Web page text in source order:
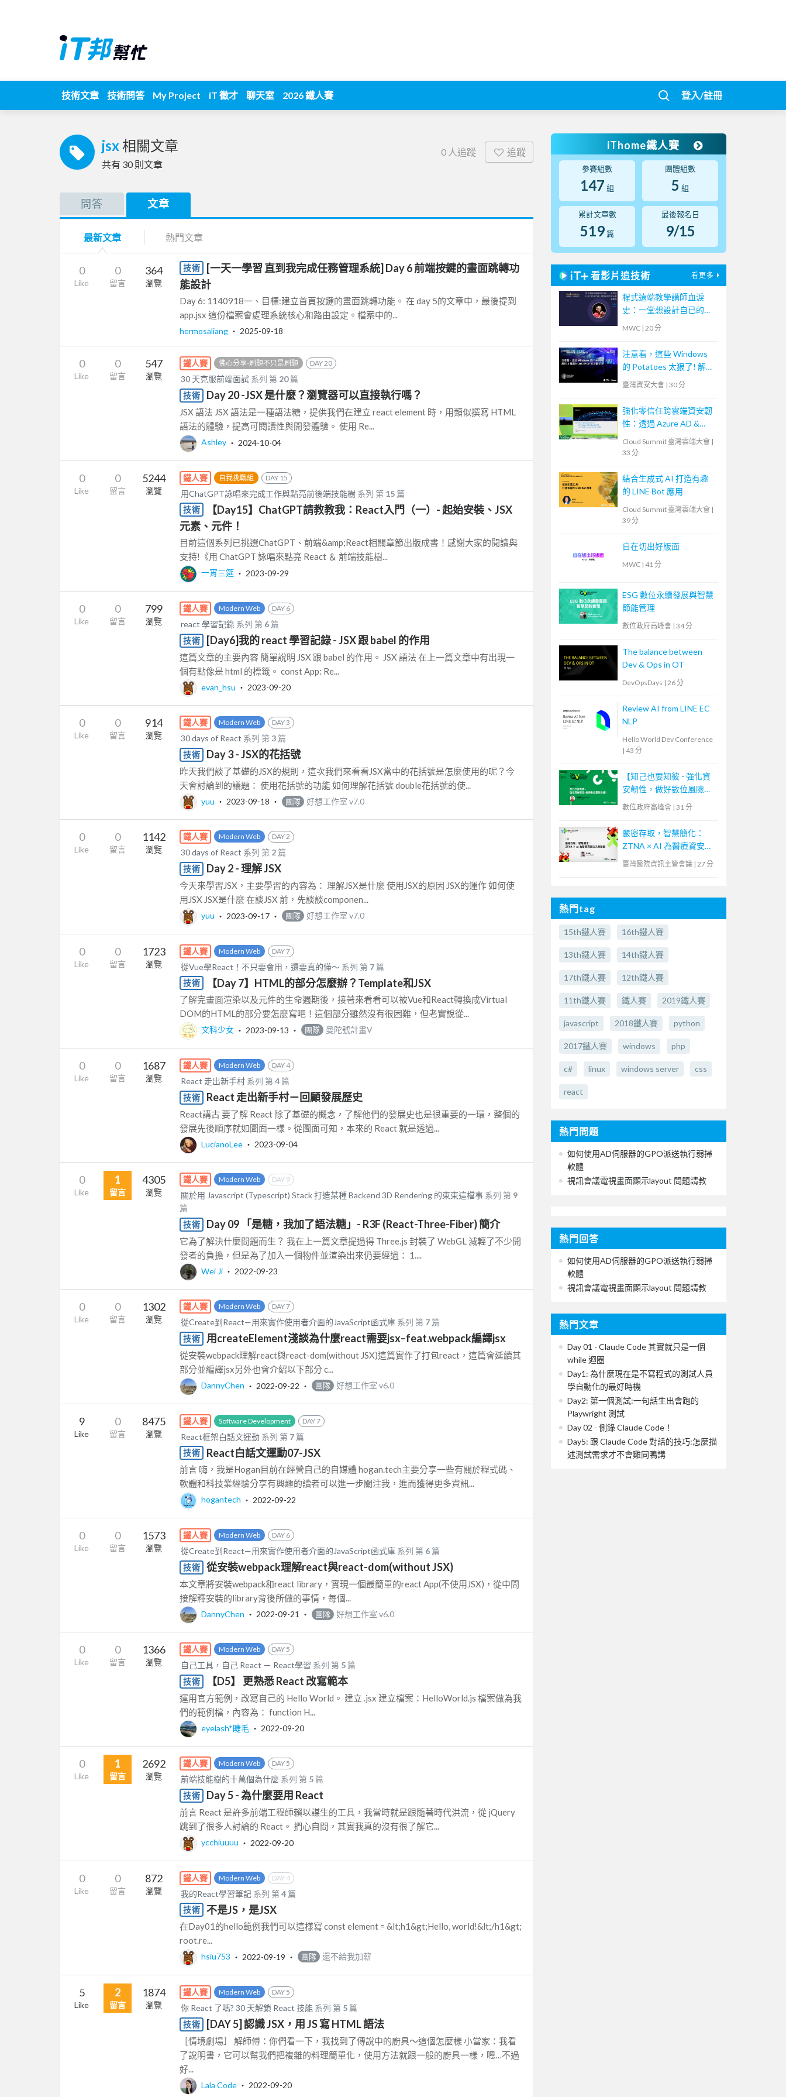
技術文章 技術問答 My Project iT 徵才 聊天室 2026 鐵人賽 登入/註冊
jsx 相關文章
共有 30則文章
0 人追蹤 追蹤
問答 文章
最新文章 熱門文章
0
Like
0
留言
364
瀏覽
技術
[一天一學習 直到我完成任務管理系統] Day 6 前端按鍵的畫面跳轉功
能設計
Day 6: 1140918一、目標:建立首頁按鍵的畫面跳轉功能。 在 day 5的文章中，最後提到
app.jsx 這份檔案會處理系統核心和路由設定。檔案中的...
hermosaliang ‧ 2025-09-18
0
Like
0
留言
547
瀏覽
鐵人賽 佛心分享-刷題不只是刷題 DAY 20
30 天克服前端面試 系列 第 20篇
技術
Day 20 -JSX 是什麼？瀏覽器可以直接執行嗎？
JSX 語法 JSX 語法是一種語法糖，提供我們在建立 react element 時，用類似撰寫 HTML
語法的體驗，提高可閱讀性與開發體驗。 使用 Re...
Ashley ‧ 2024-10-04
0
Like
0
留言
5244
瀏覽
鐵人賽 自我挑戰組 DAY 15
用ChatGPT詠唱來完成工作與點亮前後端技能樹 系列 第 15 篇
技術
【Day15】ChatGPT請教教我：React入門（一）- 起始安裝、JSX
元素、元件！
目前這個系列已挑選ChatGPT、前端&amp;React相關章節出版成書！感謝大家的閱讀與
支持!《用 ChatGPT 詠唱來點亮 React ＆ 前端技能樹...
一宵三筵 ‧ 2023-09-29
0
Like
0
留言
799
瀏覽
鐵人賽 Modern Web DAY 6
react 學習記錄 系列 第 6 篇
技術
[Day6]我的 react 學習記錄 - JSX 跟 babel 的作用
這篇文章的主要內容 簡單說明 JSX 跟 babel 的作用。 JSX 語法 在上一篇文章中有出現一
個有點像是 html 的標籤。 const App: Re...
evan_hsu ‧ 2023-09-20
0
Like
0
留言
914
瀏覽
鐵人賽 Modern Web DAY 3
30 days of React 系列 第3 篇
技術
Day 3 - JSX的花括號
昨天我們談了基礎的JSX的規則，這次我們來看看JSX當中的花括號是怎麼使用的呢？今
天會討論到的議題： 使用花括號的功能 如何理解花括號 double花括號的使...
yuu ‧ 2023-09-18 ‧ 團隊 好想工作室 v7.0
0
Like
0
留言
1142
瀏覽
鐵人賽 Modern Web DAY 2
30 days of React 系列 第 2 篇
技術
Day 2 - 理解 JSX
今天來學習JSX，主要學習的內容為： 理解JSX是什麼 使用JSX的原因 JSX的運作 如何使
用JSX JSX是什麼 在談JSX 前，先談談componen...
yuu ‧ 2023-09-17 ‧ 團隊 好想工作室 v7.0
0
Like
0
留言
1723
瀏覽
鐵人賽 Modern Web DAY 7
從Vue學React！不只要會用，還要真的懂～ 系列 第 7 篇
技術
【Day 7】HTML的部分怎麼辦？Template和JSX
了解完畫面渲染以及元件的生命週期後，接著來看看可以被Vue和React轉換成Virtual
DOM的HTML的部分要怎麼寫吧！這個部分雖然沒有很困難，但老實說從...
文科少女 ‧ 2023-09-13 ‧ 團隊 曼陀號計畫V
0
Like
0
留言
1687
瀏覽
鐵人賽 Modern Web DAY 4
React 走出新手村 系列 第4 篇
技術
React 走出新手村－回顧發展歷史
React講古 要了解 React 除了基礎的概念，了解他們的發展史也是很重要的一環，整個的
發展先後順序就如圖面一樣。從圖面可知，本來的 React 就是透過...
LucianoLee ‧ 2023-09-04
0
Like
1
留言
4305
瀏覽
鐵人賽 Modern Web DAY 9
關於用 Javascript (Typescript) Stack 打造某種 Backend 3D Rendering 的東東這檔事 系列 第 9
篇
技術
Day 09 「是糖，我加了語法糖」- R3F (React-Three-Fiber) 簡介
它為了解決什麼問題而生？ 我在上一篇文章提過得 Three.js 封裝了 WebGL 減輕了不少開
發者的負擔，但是為了加入一個物件並渲染出來仍要經過： 1....
Wei Ji ‧ 2022-09-23
0
Like
0
留言
1302
瀏覽
鐵人賽 Modern Web DAY 7
從Create到React—用來實作使用者介面的JavaScript函式庫 系列 第 7 篇
技術
用createElement淺談為什麼react需要jsx–feat.webpack編譯jsx
從安裝webpack理解react與react-dom(without JSX)這篇實作了打包react，這篇會延續其
部分並編譯jsx另外也會介紹以下部分 c...
DannyChen ‧ 2022-09-22 ‧ 團隊 好想工作室 v6.0
9
Like
0
留言
8475
瀏覽
鐵人賽 Software Development DAY 7
React框架白話文運動 系列 第 7 篇
技術
React白話文運動07-JSX
前言 嗨，我是Hogan目前在經營自己的自媒體 hogan.tech主要分享一些有關於程式碼、
軟體和科技業經驗分享有興趣的讀者可以進一步關注我，進而獲得更多資訊...
hogantech ‧ 2022-09-22
0
Like
0
留言
1573
瀏覽
鐵人賽 Modern Web DAY 6
從Create到React—用來實作使用者介面的JavaScript函式庫 系列 第 6 篇
技術
從安裝webpack理解react與react-dom(without JSX)
本文章將安裝webpack和react library，實現一個最簡單的react App(不使用JSX)，從中間
接解釋安裝的library背後所做的事情，每個...
DannyChen ‧ 2022-09-21 ‧ 團隊 好想工作室 v6.0
0
Like
0
留言
1366
瀏覽
鐵人賽 Modern Web DAY 5
自己工具，自己 React － React學習 系列 第 5 篇
技術
【D5】 更熟悉 React 改寫範本
運用官方範例，改寫自己的 Hello World。 建立 .jsx 建立檔案：HelloWorld.js 檔案做為我
們的範例檔，內容為： function H...
eyelash*睫毛 ‧ 2022-09-20
0
Like
1
留言
2692
瀏覽
鐵人賽 Modern Web DAY 5
前端技能樹的十萬個為什麼 系列 第 5 篇
技術
Day 5 - 為什麼要用 React
前言 React 是許多前端工程師賴以謀生的工具，我當時就是跟隨著時代洪流，從 jQuery
跳到了很多人討論的 React。 捫心自問，其實我真的沒有很了解它...
ycchiuuuu ‧ 2022-09-20
0
Like
0
留言
872
瀏覽
鐵人賽 Modern Web DAY 4
我的React學習筆記 系列 第4 篇
技術
不是JS，是JSX
在Day01的hello範例我們可以這樣寫 const element = &lt;h1&gt;Hello, world!&lt;/h1&gt;
root.re...
hsiu753 ‧ 2022-09-19 ‧ 團隊 還不給我加薪
5
Like
2
留言
1874
瀏覽
鐵人賽 Modern Web DAY 5
你 React 了嗎? 30 天解鎖 React 技能 系列 第 5 篇
技術
[DAY 5] 認識 JSX，用 JS 寫 HTML 語法
［情境劇場］ 解師傅：你們看一下，我找到了傳說中的廚具～這個怎麼樣 小當家：我看
了說明書，它可以幫我們把複雜的料理簡單化，使用方法就跟一般的廚具一樣，嗯…不過
好...
Lala Code ‧ 2022-09-20
iThome鐵人賽
參賽組數
147 組
團體組數
5 組
累計文章數
519 篇
最後報名日
9/15
看影片追技術 看更多
程式遠端教學講師血淚
史：一堂想設計自已的程
式線上課程者的先修必要
MWC | 20 分
注意看，這些 Windows
的 Potatoes 太狠了! 解析
5 種基於 MS-RPCE 的攻
臺灣資安大會 | 30 分
強化零信任跨雲端資安韌
性：透過 Azure AD &
Zscaler ZPA 打造無縫且
安全的居家辦公體驗
Cloud Summit 臺灣雲端大會 |
33 分
結合生成式 AI 打造有趣
的 LINE Bot 應用
Cloud Summit 臺灣雲端大會 |
39 分
自在切出好版面
MWC | 41 分
ESG 數位永續發展與智慧
節能管理
數位政府高峰會 | 34 分
The balance between
Dev & Ops in OT
DevOpsDays | 26 分
Review AI from LINE EC
NLP
Hello World Dev Conference
| 43 分
【知己也要知彼 - 強化資
安韌性，做好數位風險防
護！】
數位政府高峰會 | 31 分
嚴密存取，智慧簡化：
ZTNA × AI 為醫療資安注
入新動能
臺灣醫院資訊主管會議 | 27 分
熱門tag
15th鐵人賽 16th鐵人賽
13th鐵人賽 14th鐵人賽
17th鐵人賽 12th鐵人賽
11th鐵人賽 鐵人賽 2019鐵人賽
javascript 2018鐵人賽 python
2017鐵人賽 windows php
c# linux windows server css
react
熱門問題
如何使用AD伺服器的GPO派送執行弱掃
軟體
視訊會議電視畫面顯示layout 問題請教
熱門回答
如何使用AD伺服器的GPO派送執行弱掃
軟體
視訊會議電視畫面顯示layout 問題請教
熱門文章
Day 01 - Claude Code 其實就只是一個
while 迴圈
Day1: 為什麼現在是不寫程式的測試人員
學自動化的最好時機
Day2: 第一個測試:一句話生出會跑的
Playwright 測試
Day 02 - 側錄 Claude Code！
Day5: 跟 Claude Code 對話的技巧:怎麼描
述測試需求才不會雞同鴨講